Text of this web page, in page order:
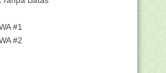
Pelatihan D...
Literasi : Pembelajaran
...
3.1 Penguatan Literasi
Kunci Pelatihan Metodologi
#1
#2